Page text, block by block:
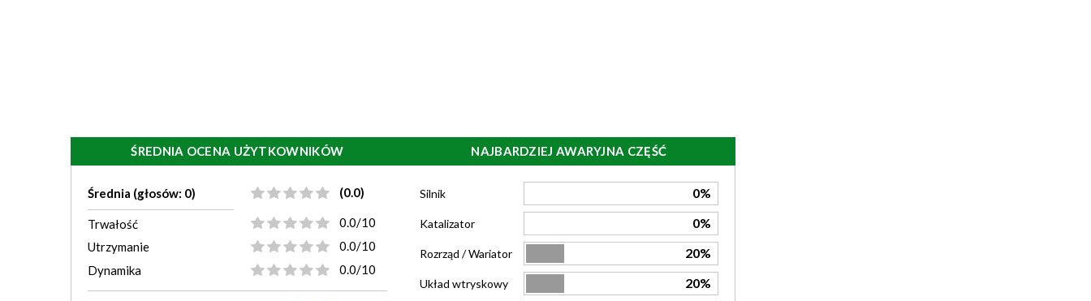
ŚREDNIA OCENA UŻYTKOWNIKÓW
Średnia (głosów: 0) (0.0)
Trwałość
0.0/10
Utrzymanie
0.0/10
Dynamika
0.0/10
NAJBARDZIEJ AWARYJNA CZĘŚĆ
Silnik 0%
Katalizator 0%
Rozrząd / Wariator 20%
Układ wtryskowy 20%